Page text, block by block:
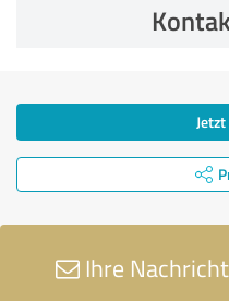
Ihre